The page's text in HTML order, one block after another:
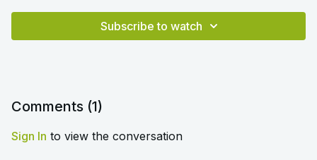
Subscribe to watch
Comments (1)
Sign In to view the conversation